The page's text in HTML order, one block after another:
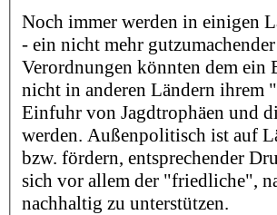
Noch immer werden in einigen
- ein nicht mehr
Verordnungen könnten dem ein
nicht in anderen Ländern ihrem
Einfuhr von Jagdtrophäen und
werden. Außenpolitisch ist auf
bzw. fördern, entsprechender
sich vor allem der "friedliche",
nachhaltig zu unterstützen.